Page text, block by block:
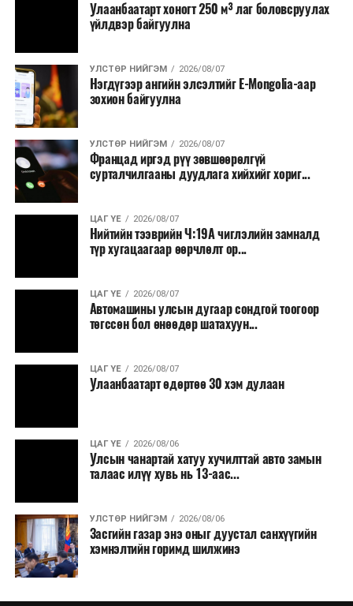
Улаанбаатарт хоногт 250 м³ лаг боловсруулах
үйлдвэр байгуулна
УЛСТӨР НИЙГЭМ 2026/08/07
Нэгдүгээр ангийн элсэлтийг E-Mongolia-аар
зохион байгуулна
УЛСТӨР НИЙГЭМ 2026/08/07
Францад иргэд рүү зөвшөөрөлгүй
сурталчилгааны дуудлага хийхийг хориг...
ЦАГ ҮЕ 2026/08/07
Нийтийн тээврийн Ч:19А чиглэлийн замналд
түр хугацаагаар өөрчлөлт ор...
ЦАГ ҮЕ 2026/08/07
Автомашины улсын дугаар сондгой тоогоор
төгссөн бол өнөөдөр шатахуун...
ЦАГ ҮЕ 2026/08/07
Улаанбаатарт өдөртөө 30 хэм дулаан
ЦАГ ҮЕ 2026/08/06
Улсын чанартай хатуу хучилттай авто замын
талаас илүү хувь нь 13-аас...
УЛСТӨР НИЙГЭМ 2026/08/06
Засгийн газар энэ оныг дуустал санхүүгийн
хэмнэлтийн горимд шилжинэ